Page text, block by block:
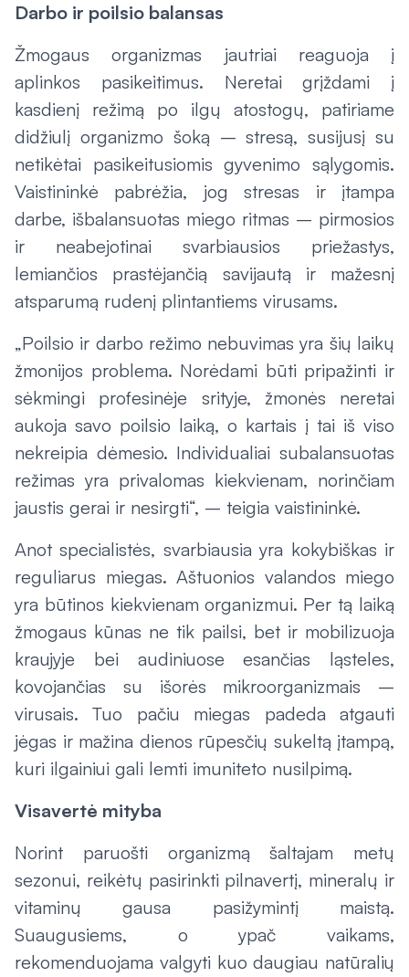
Darbo ir poilsio balansas
Žmogaus organizmas jautriai reaguoja į
aplinkos pasikeitimus. Neretai grįždami į
kasdienį režimą po ilgų atostogų, patiriame
didžiulį organizmo šoką – stresą, susijusį su
netikėtai pasikeitusiomis gyvenimo sąlygomis.
Vaistininkė pabrėžia, jog stresas ir įtampa
darbe, išbalansuotas miego ritmas – pirmosios
ir neabejotinai svarbiausios priežastys,
lemiančios prastėjančią savijautą ir mažesnį
atsparumą rudenį plintantiems virusams.
„Poilsio ir darbo režimo nebuvimas yra šių laikų
žmonijos problema. Norėdami būti pripažinti ir
sėkmingi profesinėje srityje, žmonės neretai
aukoja savo poilsio laiką, o kartais į tai iš viso
nekreipia dėmesio. Individualiai subalansuotas
režimas yra privalomas kiekvienam, norinčiam
jaustis gerai ir nesirgti“, – teigia vaistininkė.
Anot specialistės, svarbiausia yra kokybiškas ir
reguliarus miegas. Aštuonios valandos miego
yra būtinos kiekvienam organizmui. Per tą laiką
žmogaus kūnas ne tik pailsi, bet ir mobilizuoja
kraujyje bei audiniuose esančias ląsteles,
kovojančias su išorės mikroorganizmais –
virusais. Tuo pačiu miegas padeda atgauti
jėgas ir mažina dienos rūpesčių sukeltą įtampą,
kuri ilgainiui gali lemti imuniteto nusilpimą.
Visavertė mityba
Norint paruošti organizmą šaltajam metų
sezonui, reikėtų pasirinkti pilnavertį, mineralų ir
vitaminų gausa pasižymintį maistą.
Suaugusiems, o ypač vaikams,
rekomenduojama valgyti kuo daugiau natūralių